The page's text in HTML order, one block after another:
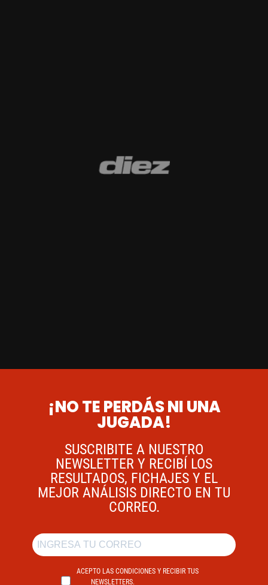
¡NO TE PERDÁS NI UNA
JUGADA!
SUSCRIBITE A NUESTRO
NEWSLETTER Y RECIBÍ LOS
RESULTADOS, FICHAJES Y EL
MEJOR ANÁLISIS DIRECTO EN TU
CORREO.
ACEPTO LAS CONDICIONES Y RECIBIR TUS
NEWSLETTERS.